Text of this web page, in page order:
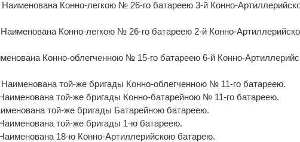
Наименована Конно-легкою № 26-го батареею 3-й Конно-
Наименована Конно-легкою № 26-го батареею 2-й Конно-
Конно-облегченною № 15-го батареею 6-й Конно-
Наименована той-же бригады Конно-облегченною № 11-го батареею.
Наименована той-же бригады Конно-батарейною № 11-го батареею.
той-же бригады Батарейною батареею.
Наименована той-же бригады 1-ю батареею.
Наименована 18-ю Конно-Артиллерийскою батарею.